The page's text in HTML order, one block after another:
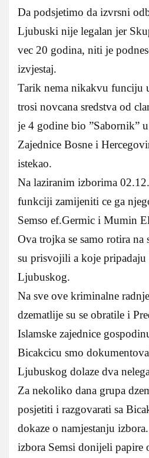
Da podsjetimo da izvrsni
Ljubuski nije legalan jer
vec 20 godina, niti je
izvjestaj.
Tarik nema nikakvu funciju
trosi novcana sredstva od
je 4 godine bio ”Sabornik”
Zajednice Bosne i
istekao.
Na laziranim izborima
funkciji zamijeniti ce ga
Semso ef.Germic i Mumin
Ova trojka se samo rotira
su prisvojili a koje pripadaju
Ljubuskog.
Na sve ove kriminalne
dzematlije su se obratile i
Islamske zajednice
Bicakcicu smo
Ljubuskog dolaze dva
Za nekoliko dana grupa
posjetiti i razgovarati sa
dokaze o namjestanju
izbora Semsi donijeli papire